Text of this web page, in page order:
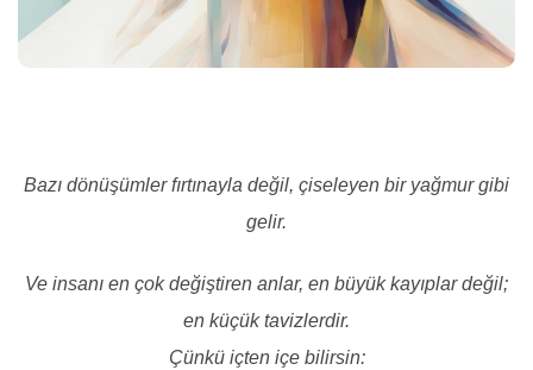
Bazı dönüşümler fırtınayla değil, çiseleyen bir yağmur gibi
gelir.
Ve insanı en çok değiştiren anlar, en büyük kayıplar değil;
en küçük tavizlerdir.
Çünkü içten içe bilirsin: